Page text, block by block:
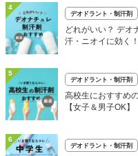
4
デオドラント・制汗剤
どれがいい？ デオ
汗・ニオイに効く！
5
デオドラント・制汗剤
高校生におすすめ
【女子＆男子OK】
6
デオドラント・制汗剤